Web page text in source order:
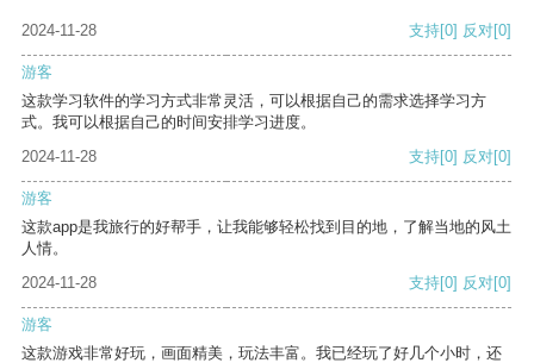
2024-11-28 支持[0] 反对[0]
游客
这款学习软件的学习方式非常灵活，可以根据自己的需求选择学习方
式。我可以根据自己的时间安排学习进度。
2024-11-28
支持[0] 反对[0]
游客
这款app是我旅行的好帮手，让我能够轻松找到目的地，了解当地的风土
人情。
2024-11-28
支持[0] 反对[0]
游客
这款游戏非常好玩，画面精美，玩法丰富。我已经玩了好几个小时，还